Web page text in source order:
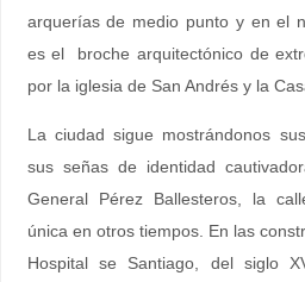
arquerías de medio punto y en el
es el broche arquitectónico de
por la iglesia de San Andrés y la
La ciudad sigue mostrándonos
sus señas de identidad
General Pérez Ballesteros, la
única en otros tiempos. En las
Hospital se Santiago, del siglo